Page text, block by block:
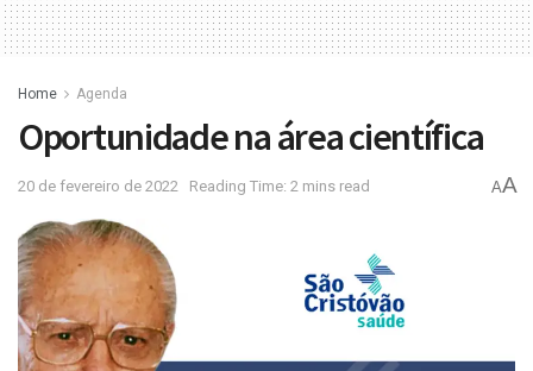
Home Agenda
Oportunidade na área científica
20 de fevereiro de 2022 Reading Time: 2 mins read AA